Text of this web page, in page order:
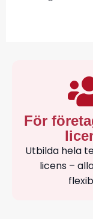
För
Utbilda hela
licens –